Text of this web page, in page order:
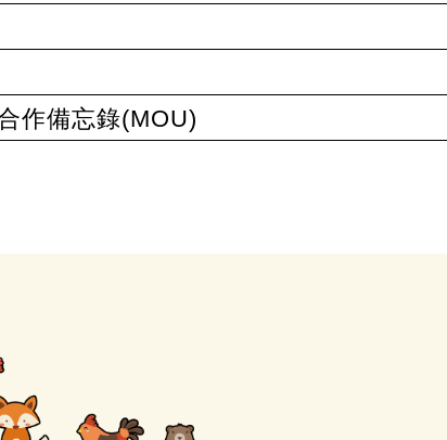
作備忘錄(MOU)